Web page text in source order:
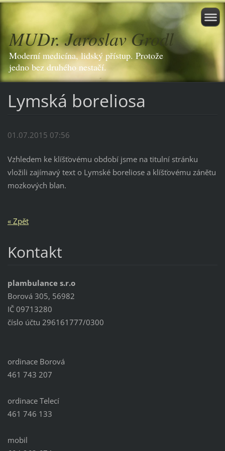
MUDr. Jaroslav Grodl
Moderní medicína, lidský přístup. Protože
jedno bez druhého nestačí.
Lymská boreliosa
01.07.2015 07:56
Vzhledem ke klíšťovému období jsme na titulní stránku
vložili zajímavý text o Lymské boreliose a klíšťovému zánětu
mozkových blan.
« Zpět
Kontakt
plambulance s.r.o
Borová 305, 56982
IČ 09713280
číslo účtu 296161777/0300
ordinace Borová
461 743 207
ordinace Telecí
461 746 133
mobil